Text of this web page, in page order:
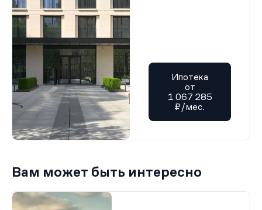
Ипотека
от
1 067 285
₽/мес.
Вам может быть интересно